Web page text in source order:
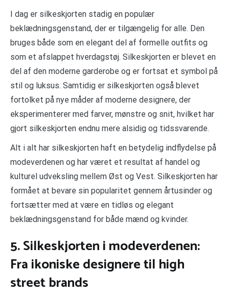
I dag er silkeskjorten stadig en populær
beklædningsgenstand, der er tilgængelig for alle. Den
bruges både som en elegant del af formelle outfits og
som et afslappet hverdagstøj. Silkeskjorten er blevet en
del af den moderne garderobe og er fortsat et symbol på
stil og luksus. Samtidig er silkeskjorten også blevet
fortolket på nye måder af moderne designere, der
eksperimenterer med farver, mønstre og snit, hvilket har
gjort silkeskjorten endnu mere alsidig og tidssvarende.
Alt i alt har silkeskjorten haft en betydelig indflydelse på
modeverdenen og har været et resultat af handel og
kulturel udveksling mellem Øst og Vest. Silkeskjorten har
formået at bevare sin popularitet gennem årtusinder og
fortsætter med at være en tidløs og elegant
beklædningsgenstand for både mænd og kvinder.
5. Silkeskjorten i modeverdenen:
Fra ikoniske designere til high
street brands